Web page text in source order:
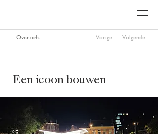
Overzicht Vorige Volgende
Een icoon bouwen